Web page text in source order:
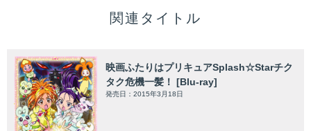
関連タイトル
映画ふたりはプリキュアSplash☆Starチク
タク危機一髪！ [Blu-ray]
発売日：2015年3月18日